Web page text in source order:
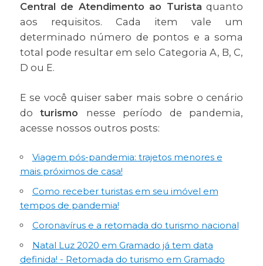
Central de Atendimento ao Turista quanto
aos requisitos. Cada item vale um
determinado número de pontos e a soma
total pode resultar em selo Categoria A, B, C,
D ou E.
E se você quiser saber mais sobre o cenário
doturismo nesse período de pandemia,
acesse nossos outros posts:
Viagem pós-pandemia: trajetos menores e
mais próximos de casa!
Como receber turistas em seu imóvel em
tempos de pandemia!
Coronavírus e a retomada do turismo nacional
Natal Luz 2020 em Gramado já tem data
definida! - Retomada do turismo em Gramado